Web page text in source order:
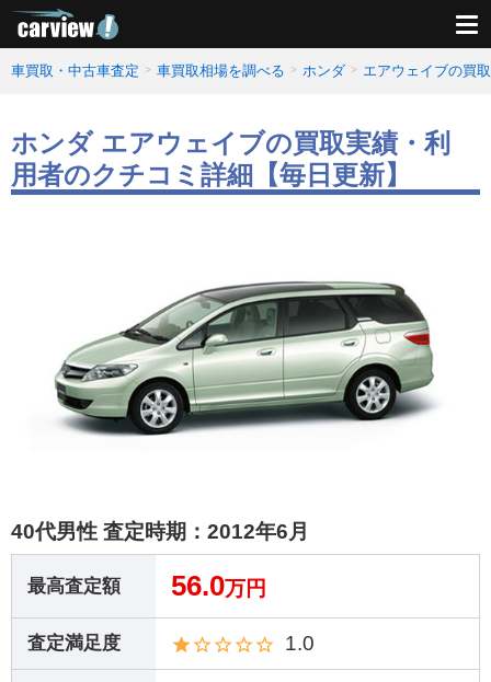
車買取・中古車査定 車買取相場を調べる ホンダ エアウェイブの買
ホンダ エアウェイブの買取実績・利
用者のクチコミ詳細【毎日更新】
40代男性 査定時期： 2012年6月
最高査定額 56.0万円
査定満足度 1.0